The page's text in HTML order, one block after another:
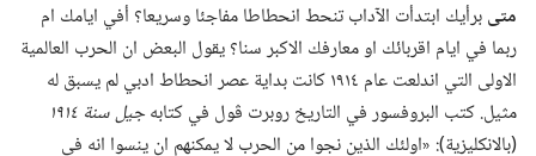
متىبرأيك ابتدأت الآداب تنحط انحطاطا مفاجئا وسريعا؟‏ أفي ايامك ام
ربما في ايام اقربائك او معارفك الاكبر سنا؟‏ يقول البعض ان الحرب العالمية
الاولى التي اندلعت عام ١٩١٤ كانت بداية عصر انحطاط ادبي لم يسبق له
مثيل.‏ كتب البروفسور في التاريخ روبرت ڤول في كتابهجيل سنة ١٩١٤
‏(‏بالانكليزية)‏:‏ «اولئك الذين نجوا من الحرب لا يمكنهم ان ينسوا انه في